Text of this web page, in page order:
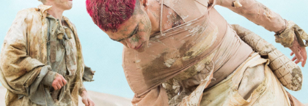
GASTRONOMÍA
ARTE & CULTURA
MÚSICA